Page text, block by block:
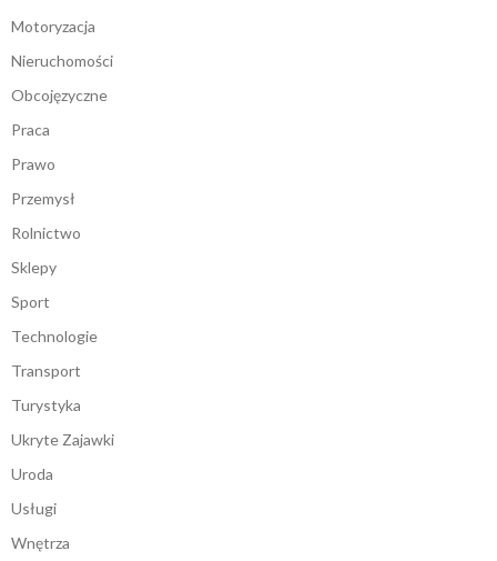
Motoryzacja
Nieruchomości
Obcojęzyczne
Praca
Prawo
Przemysł
Rolnictwo
Sklepy
Sport
Technologie
Transport
Turystyka
Ukryte Zajawki
Uroda
Usługi
Wnętrza